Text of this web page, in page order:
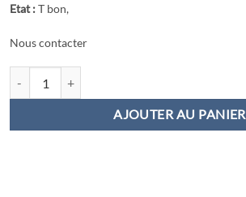
Etat :T bon,
Nous contacter
AJOUTER AU PANIER